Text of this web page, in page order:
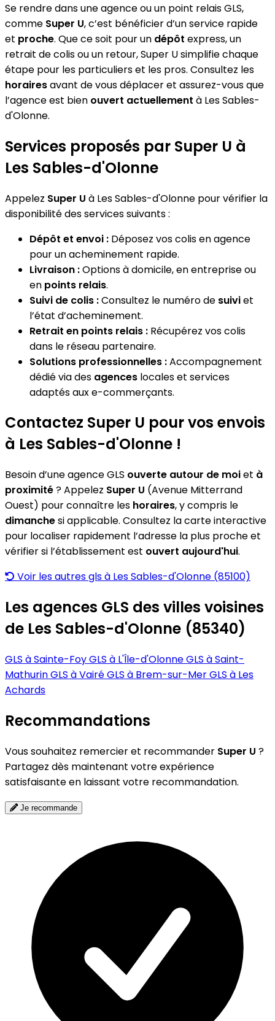
Se rendre dans une agence ou un point relais GLS,
comme Super U, c’est bénéficier d’un service rapide
et proche. Que ce soit pour un dépôt express, un
retrait de colis ou un retour, Super U simplifie chaque
étape pour les particuliers et les pros. Consultez les
horairesavant de vous déplacer et assurez-vous que
l’agence est bien ouvert actuellement à Les Sables-
d'Olonne.
Services proposés par Super U à
Les Sables-d'Olonne
Appelez Super U à Les Sables-d'Olonne pour vérifier la
disponibilité des services suivants :
Dépôt et envoi : Déposez vos colis en agence
pour un acheminement rapide.
Livraison :Options à domicile, en entreprise ou
en points relais.
Suivi de colis :Consultez le numéro de suiviet
l’état d’acheminement.
Retrait en points relais : Récupérez vos colis
dans le réseau partenaire.
Solutions professionnelles :Accompagnement
dédié via des agences locales et services
adaptés aux e-commerçants.
Contactez Super U pour vos envois
à Les Sables-d'Olonne !
Besoin d’une agence GLS ouverte autour de moiet à
proximité? Appelez Super U (Avenue Mitterrand
Ouest) pour connaître les horaires, y compris le
dimanchesi applicable. Consultez la carte interactive
pour localiser rapidement l’adresse la plus proche et
vérifier si l’établissement est ouvert aujourd'hui.
Voir les autres gls à Les Sables-d'Olonne (85100)
Les agences GLS des villes voisines
de Les Sables-d'Olonne (85340)
GLS à Sainte-FoyGLS à L'Île-d'OlonneGLS à Saint-
MathurinGLS à VairéGLS à Brem-sur-MerGLS à Les
Achards
Recommandations
Vous souhaitez remercier et recommander Super U ?
Partagez dès maintenant votre expérience
satisfaisante en laissant votre recommandation.
Je recommande